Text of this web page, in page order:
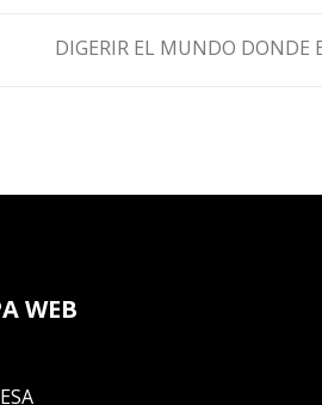
DIGERIR EL MUNDO DONDE
WEB